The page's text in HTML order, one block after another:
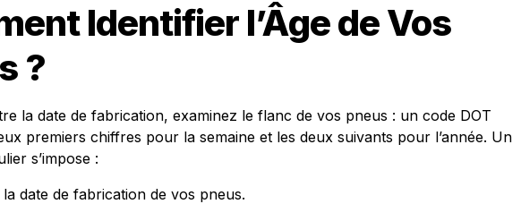
Identifier l’Âge de Vos
?
la date de fabrication, examinez le flanc de vos pneus : un code DOT
premiers chiffres pour la semaine et les deux suivants pour l’année. Un
s’impose :
date de fabrication de vos pneus.